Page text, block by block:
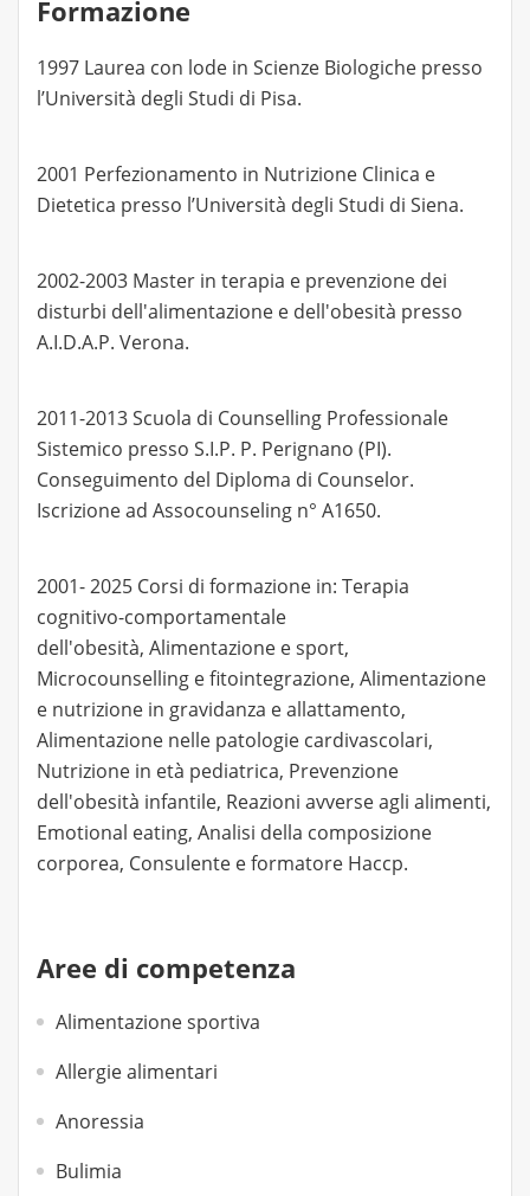
Formazione
1997 Laurea con lode in Scienze Biologiche presso
l’Università degli Studi di Pisa.
2001 Perfezionamento in Nutrizione Clinica e
Dietetica presso l’Università degli Studi di Siena.
2002-2003 Master in terapia e prevenzione dei
disturbi dell'alimentazione e dell'obesità presso
A.I.D.A.P. Verona.
2011-2013 Scuola di Counselling Professionale
Sistemico presso S.I.P. P. Perignano (PI).
Conseguimento del Diploma di Counselor.
Iscrizione ad Assocounseling n° A1650.
2001- 2025 Corsi di formazione in: Terapia
cognitivo-comportamentale
dell'obesità, Alimentazione e sport,
Microcounselling e fitointegrazione, Alimentazione
e nutrizione in gravidanza e allattamento,
Alimentazione nelle patologie cardivascolari,
Nutrizione in età pediatrica, Prevenzione
dell'obesità infantile, Reazioni avverse agli alimenti,
Emotional eating, Analisi della composizione
corporea, Consulente e formatore Haccp.
Aree di competenza
Alimentazione sportiva
Allergie alimentari
Anoressia
Bulimia